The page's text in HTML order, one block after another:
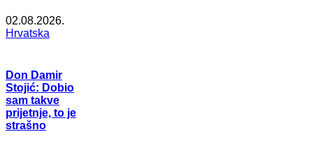
02.08.2026.
Hrvatska
Don Damir
Stojić: Dobio
sam takve
prijetnje, to je
strašno